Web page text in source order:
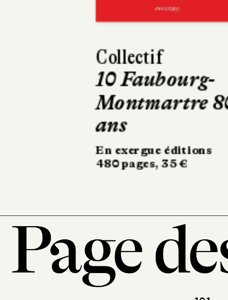
Maxime
Mourir deux
fois
Robert Laffont